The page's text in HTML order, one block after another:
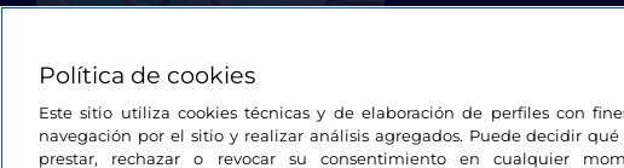
Política de cookies
Este sitio utiliza cookies técnicas y de elaboración de perfiles con
navegación por el sitio y realizar análisis agregados. Puede decidir
prestar, rechazar o revocar su consentimiento en cualquier